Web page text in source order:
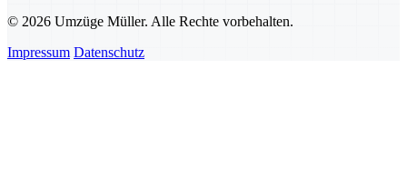
© 2026 Umzüge Müller. Alle Rechte vorbehalten.
Impressum Datenschutz